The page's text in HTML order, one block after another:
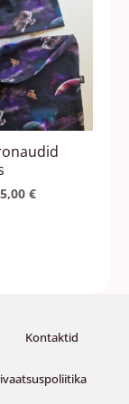
€
15,00 €
Kontaktid